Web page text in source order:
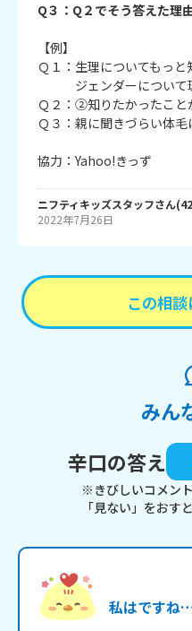
Q３：Q２でそう答えた理
【例】
Ｑ１：生理についてもっ
ジェンダーについて理
Ｑ２：②知りたかったこと
Ｑ３：親に聞きづらい体
協力：Yahoo!きっず
ニフティキッズスタッフさん(42
2022年7月26日
この相
みん
辛口の答え
※きびしいコメン
「見ない」をおす
私はですね…